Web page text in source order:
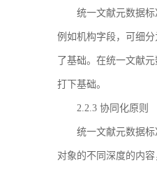
统一文献元数据
例如机构字段，可细
了基础。在统一文献
打下基础。
2.2.3 协同化原则
统一文献元数据
对象的不同深度的内